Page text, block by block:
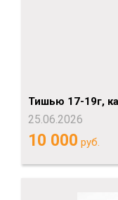
Тишью 17-19г,
25.06.2026
10 000 руб.